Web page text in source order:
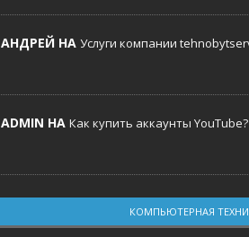
АНДРЕЙ НА Услуги компании
ADMIN НА Как купить аккаунты YouTube?
КОМПЬЮТЕРНАЯ